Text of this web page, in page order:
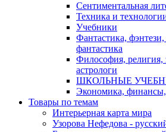
Сентиментальная
Техника и
Учебники
Фантастика,
фантастика
Философия, религия,
астрологи
ШКОЛЬНЫЕ
Экономика, финансы,
Товары по темам
Интерьерная карта мира
Узорова Нефедова -